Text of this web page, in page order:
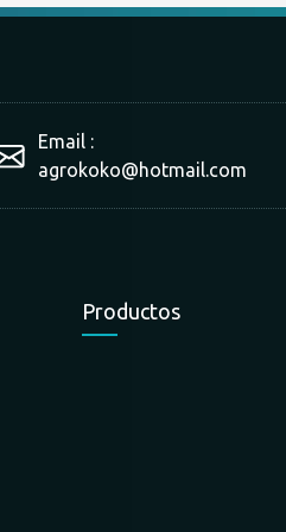
Email :
agrokoko@hotmail.com
Productos